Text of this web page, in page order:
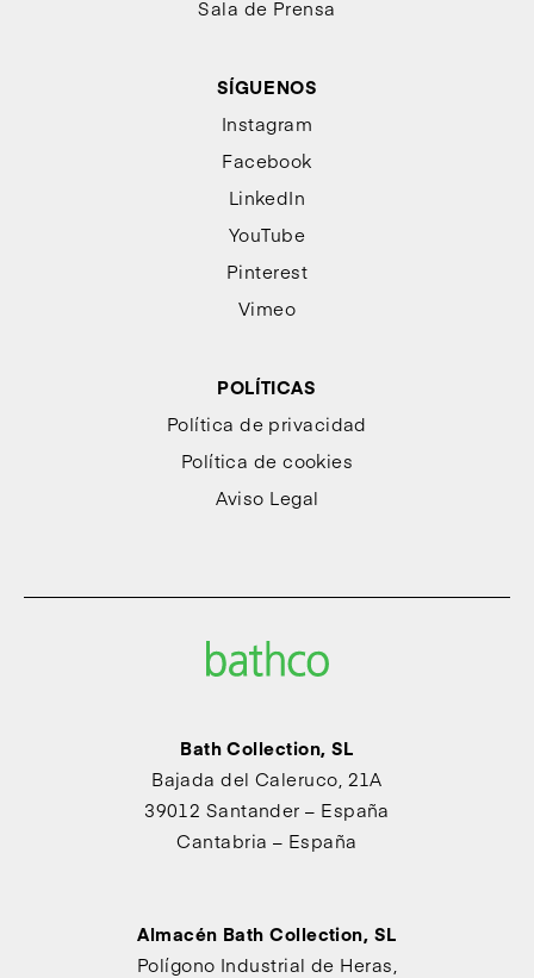
Sala de Prensa
SÍGUENOS
Instagram
Facebook
LinkedIn
YouTube
Pinterest
Vimeo
POLÍTICAS
Política de privacidad
Política de cookies
Aviso Legal
Bath Collection, SL
Bajada del Caleruco, 21A
39012 Santander – España
Cantabria – España
Almacén Bath Collection, SL
Polígono Industrial de Heras,